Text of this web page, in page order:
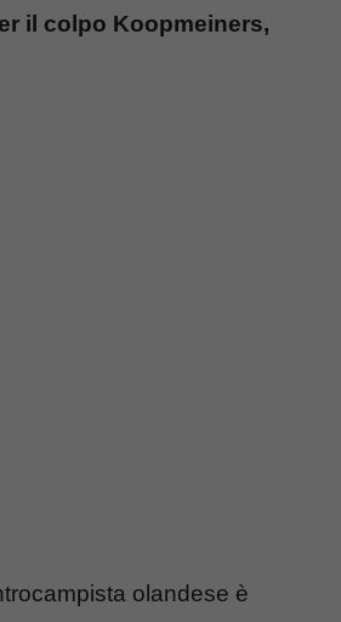
il colpo Koopmeiners,
olandese è